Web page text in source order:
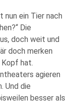
nun ein Tier nach
Die
doch weit und
doch merken
Kopf hat.
agieren
Und die
besser als